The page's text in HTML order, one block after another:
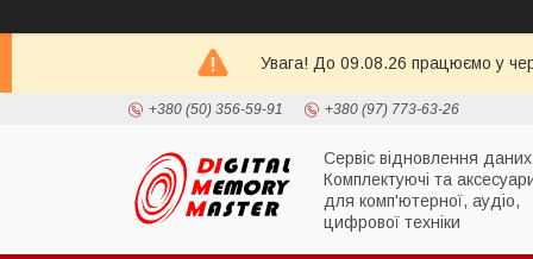
Увага! До 09.08.26 працюємо у
+380 (50) 356-59-91 +380 (97) 773-63-26
Сервіс відновлення даних
Комплектуючі та
для комп'ютерної, аудіо,
цифрової техніки